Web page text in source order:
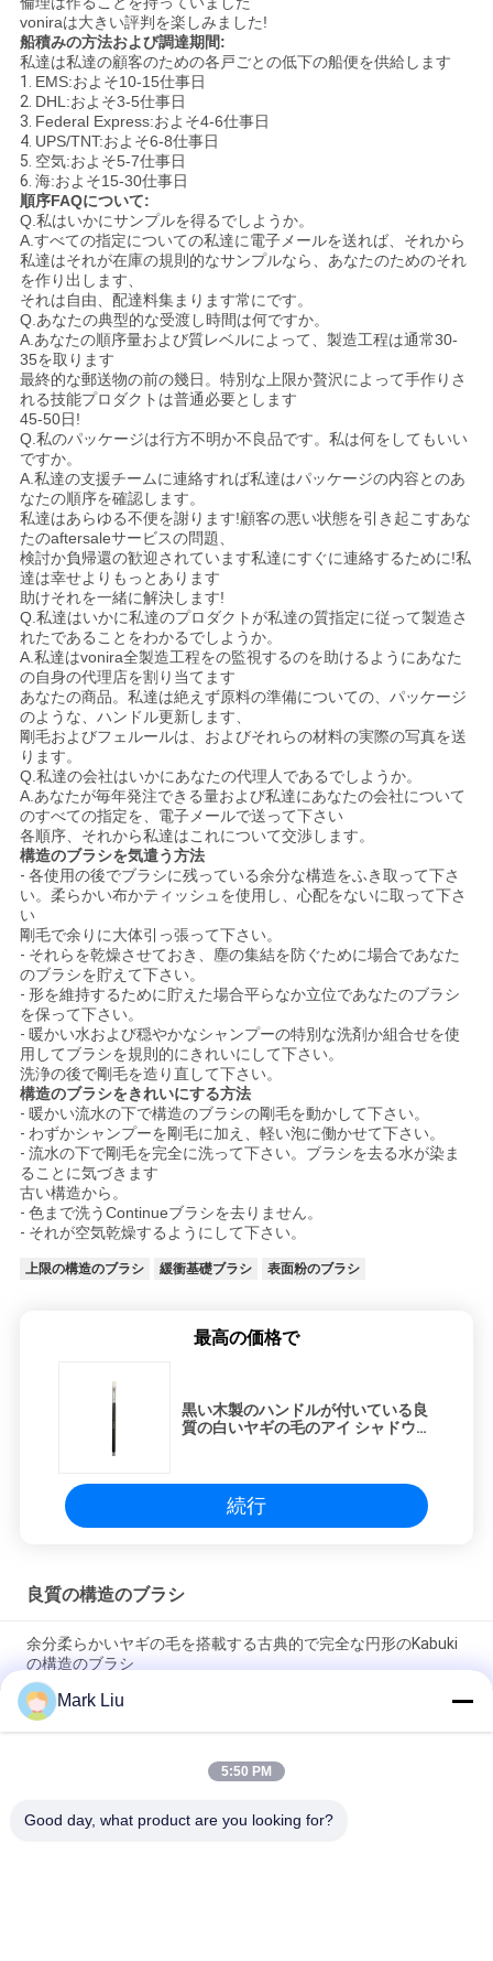
voniraは大きい評判を楽しみました!
船積みの方法および調達期間:
私達は私達の顧客のための各戸ごとの低下の船便を供給します
1. EMS:およそ10-15仕事日
2. DHL:およそ3-5仕事日
3. Federal Express:およそ4-6仕事日
4. UPS/TNT:およそ6-8仕事日
5. 空気:およそ5-7仕事日
6. 海:およそ15-30仕事日
順序FAQについて:
Q.私はいかにサンプルを得るでしようか。
A.すべての指定についての私達に電子メールを送れば、それから
私達はそれが在庫の規則的なサンプルなら、あなたのためのそれ
を作り出します、
それは自由、配達料集まります常にです。
Q.あなたの典型的な受渡し時間は何ですか。
A.あなたの順序量および質レベルによって、製造工程は通常30-
35を取ります
最終的な郵送物の前の幾日。特別な上限か贅沢によって手作りさ
れる技能プロダクトは普通必要とします
45-50日!
Q.私のパッケージは行方不明か不良品です。私は何をしてもいい
ですか。
A.私達の支援チームに連絡すれば私達はパッケージの内容とのあ
なたの順序を確認します。
私達はあらゆる不便を謝ります!顧客の悪い状態を引き起こすあな
たのaftersaleサービスの問題、
検討か負帰還の歓迎されています私達にすぐに連絡するために!私
達は幸せよりもっとあります
助けそれを一緒に解決します!
Q.私達はいかに私達のプロダクトが私達の質指定に従って製造さ
れたであることをわかるでしようか。
A.私達はvonira全製造工程をの監視するのを助けるようにあなた
の自身の代理店を割り当てます
あなたの商品。私達は絶えず原料の準備についての、パッケージ
のような、ハンドル更新します、
剛毛およびフェルールは、およびそれらの材料の実際の写真を送
ります。
Q.私達の会社はいかにあなたの代理人であるでしようか。
A.あなたが毎年発注できる量および私達にあなたの会社について
のすべての指定を、電子メールで送って下さい
各順序、それから私達はこれについて交渉します。
構造のブラシを気遣う方法
- 各使用の後でブラシに残っている余分な構造をふき取って下さ
い。柔らかい布かティッシュを使用し、心配をないに取って下さ
い
剛毛で余りに大体引っ張って下さい。
- それらを乾燥させておき、塵の集結を防ぐために場合であなた
のブラシを貯えて下さい。
- 形を維持するために貯えた場合平らなか立位であなたのブラシ
を保って下さい。
- 暖かい水および穏やかなシャンプーの特別な洗剤か組合せを使
用してブラシを規則的にきれいにして下さい。
洗浄の後で剛毛を造り直して下さい。
構造のブラシをきれいにする方法
- 暖かい流水の下で構造のブラシの剛毛を動かして下さい。
- わずかシャンプーを剛毛に加え、軽い泡に働かせて下さい。
- 流水の下で剛毛を完全に洗って下さい。ブラシを去る水が染ま
ることに気づきます
古い構造から。
- 色まで洗うContinueブラシを去りません。
- それが空気乾燥するようにして下さい。
上限の構造のブラシ 緩衝基礎ブラシ 表面粉のブラシ
最高の価格で
黒い木製のハンドルが付いている良
質の白いヤギの毛のアイ シャドウの
続行
良質の構造のブラシ
余分柔らかいヤギの毛を搭載する古典的で完全な円形のKabuki
の構造のブラシ
Voniraの美大きいファンのヤギの毛の構造のブラシ/木製のハン
ドルの上限の構造のブラシ
超柔らかいヤギの毛の黒い木製のハンドルが付いている薄い頬
Mark Liu
5:50 PM
Good day, what product are you looking for?